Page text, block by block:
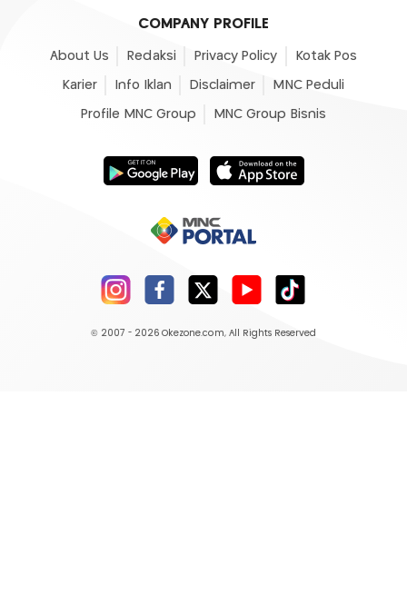
COMPANY PROFILE
About Us Redaksi Privacy Policy Kotak Pos
Karier Info Iklan Disclaimer MNC Peduli
Profile MNC Group MNC Group Bisnis
© 2007 - 2026 Okezone.com, All Rights Reserved